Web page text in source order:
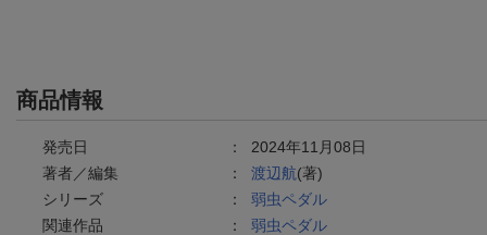
商品情報
発売日 ： 2024年11月08日
著者／編集
： 渡辺航(著)
シリーズ
： 弱虫ペダル
関連作品
： 弱虫ペダル